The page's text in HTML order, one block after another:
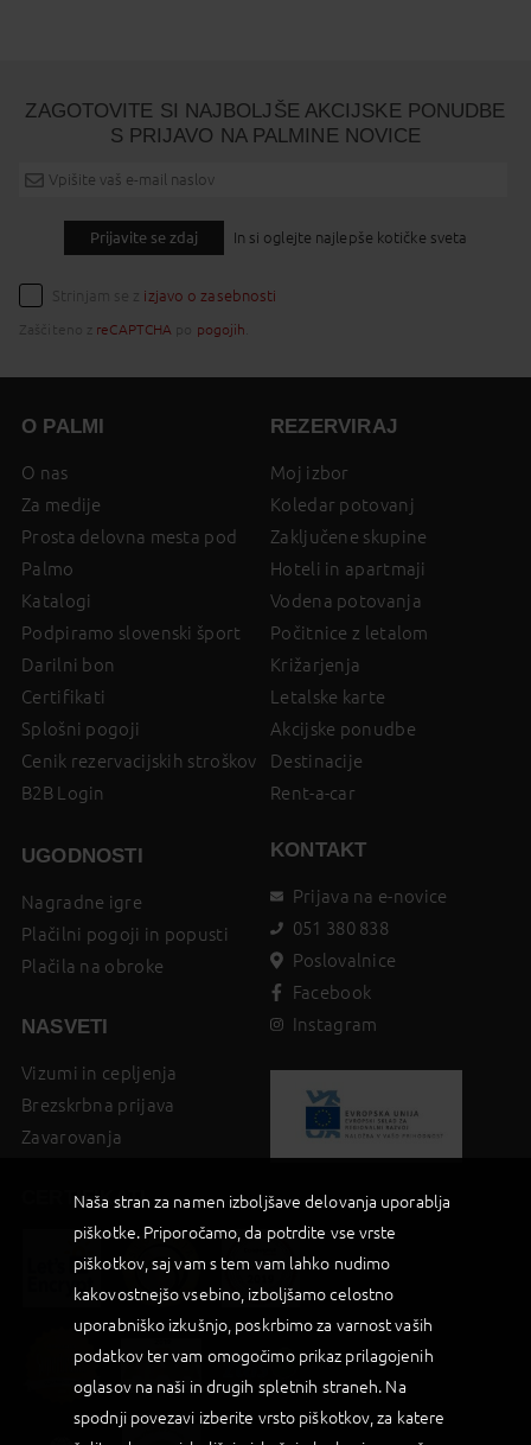
ZAGOTOVITE SI NAJBOLJŠE AKCIJSKE PONUDBE
S PRIJAVO NA PALMINE NOVICE
Prijavite se zdaj In si oglejte najlepše kotičke sveta
Strinjam se z izjavo o zasebnosti
Zaščiteno z reCAPTCHA pogojih
O PALMI
O nas
Za medije
Prosta delovna mesta pod
Palmo
Katalogi
Podpiramo slovenski šport
Darilni bon
Certifikati
Splošni pogoji
Cenik rezervacijskih stroškov
B2B Login
UGODNOSTI
Nagradne igre
Plačilni pogoji in popusti
Plačila na obroke
NASVETI
Vizumi in cepljenja
Brezskrbna prijava
Zavarovanja
REZERVIRAJ
Moj izbor
Koledar potovanj
Zaključene skupine
Hoteli in apartmaji
Vodena potovanja
Počitnice z letalom
Križarjenja
Letalske karte
Akcijske ponudbe
Destinacije
Rent-a-car
KONTAKT
Prijava na e-novice
051 380 838
Poslovalnice
Facebook
Instagram
CERTIFIKATI
Naša stran za namen izboljšave delovanja uporablja
piškotke. Priporočamo, da potrdite vse vrste
piškotkov, saj vam s tem vam lahko nudimo
kakovostnejšo vsebino, izboljšamo celostno
uporabniško izkušnjo, poskrbimo za varnost vaših
podatkov ter vam omogočimo prikaz prilagojenih
oglasov na naši in drugih spletnih straneh. Na
spodnji povezavi izberite vrsto piškotkov, za katere